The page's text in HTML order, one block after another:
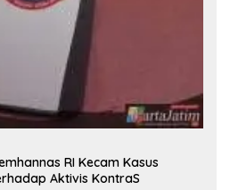
RI Kecam Kasus
Aktivis KontraS